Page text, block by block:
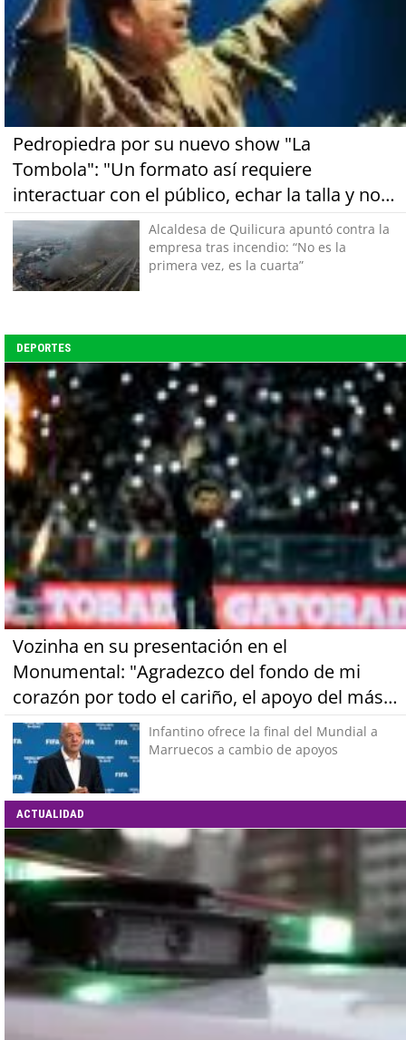
Pedropiedra por su nuevo show "La
Tombola": "Un formato así requiere
interactuar con el público, echar la talla y no
tener miedo a equivocarse"Alcaldesa de Quilicura apuntó contra la
empresa tras incendio: “No es la
primera vez, es la cuarta”
DEPORTES
Vozinha en su presentación en el
Monumental: "Agradezco del fondo de mi
corazón por todo el cariño, el apoyo del más
grande de Chile"Infantino ofrece la final del Mundial a
Marruecos a cambio de apoyos
ACTUALIDAD